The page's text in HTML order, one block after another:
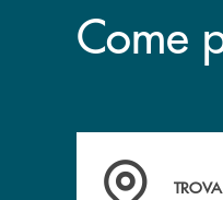
Come
Accedi all'